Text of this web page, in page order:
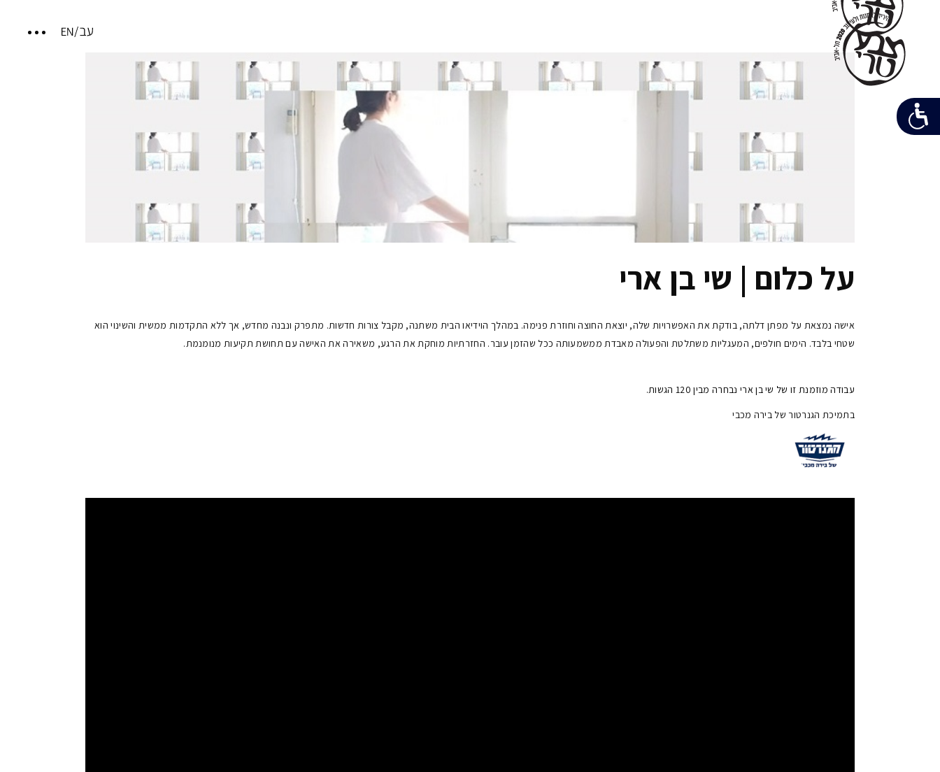
על כלום | שי בן ארי
אישה נמצאת על מפתן דלתה, בודקת את האפשרויות שלה, יוצאת החוצה וחוזרת פנימה. במהלך הוידיאו הבית משתנה, מקבל צורות חדשות. מתפרק ונבנה מחדש, אך ללא התקדמות ממשית והשינוי הוא
שטחי בלבד. הימים חולפים, המעגליות משתלטת והפעולה מאבדת ממשמעותה ככל שהזמן עובר. החזרתיות מוחקת את הרגע, משאירה את האישה עם תחושת תקיעות מנומנמת.
עבודה מוזמנת זו של שי בן ארי נבחרה מבין 120 הגשות.
בתמיכת הגנרטור של בירה מכבי